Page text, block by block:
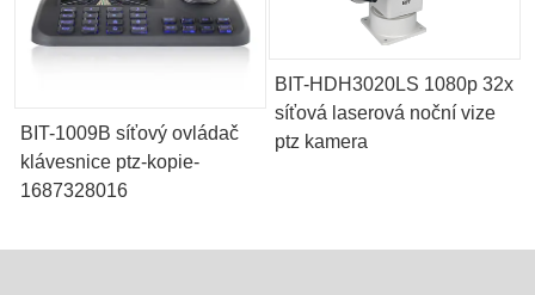
BIT-1009B síťový ovládač
klávesnice ptz-kopie-
1687328016
BIT-HDH3020LS 1080p 32x
síťová laserová noční vize
ptz kamera